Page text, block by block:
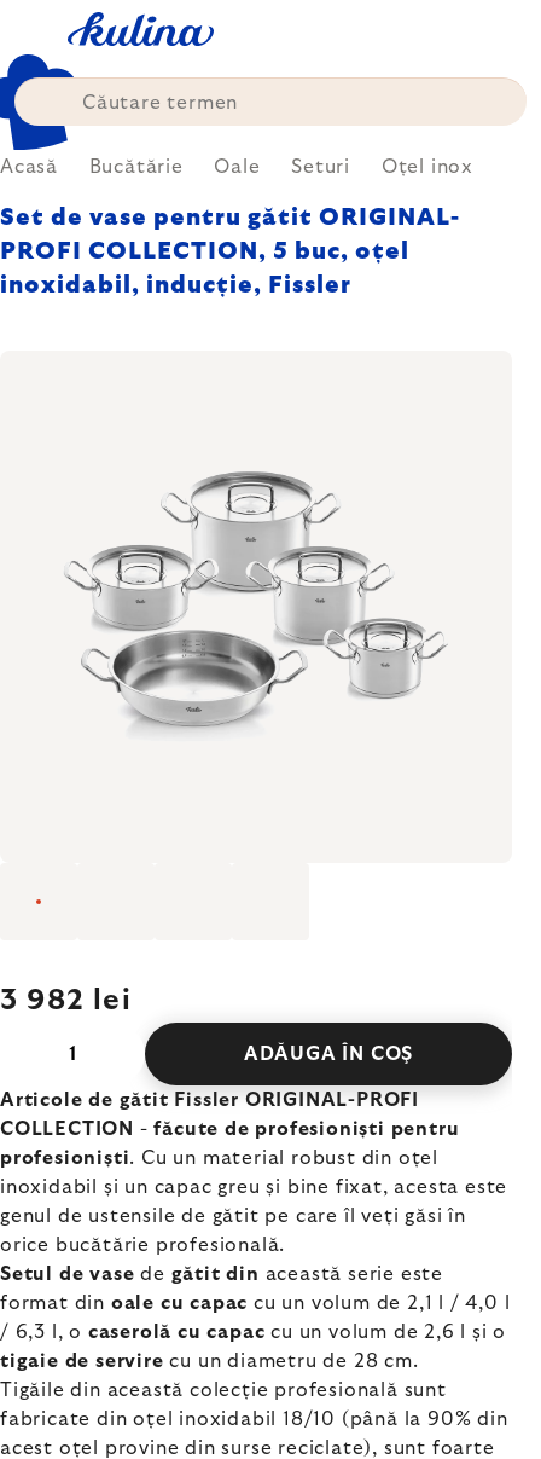
conținut
Acasă Bucătărie Oale Seturi Oțel inox
Set de vase pentru gătit ORIGINAL-
PROFI COLLECTION, 5 buc, oțel
inoxidabil, inducție, Fissler
3 982 lei
ADĂUGA ÎN COŞ
Articole de gătit Fissler ORIGINAL-PROFI
COLLECTION -făcute de profesioniști pentru
profesioniști. Cu un material robust din oțel
inoxidabil și un capac greu și bine fixat, acesta este
genul de ustensile de gătit pe care îl veți găsi în
orice bucătărie profesională.
Setul devase de gătit din această serie este
format din oale cu capac cu un volum de 2,1 l / 4,0 l
/ 6,3 l, o caserolă cu capac cu un volum de 2,6 l și o
tigaie de servire cu un diametru de 28 cm.
Tigăile din această colecție profesională sunt
fabricate din oțel inoxidabil 18/10 (până la 90% din
acest oțel provine din surse reciclate), sunt foarte